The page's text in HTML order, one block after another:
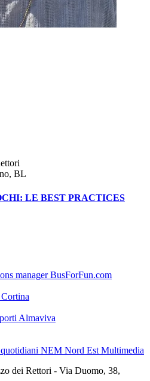
BL
LE BEST PRACTICES
manager BusForFun.com
Almaviva
NEM Nord Est Multimedia
dei Rettori - Via Duomo, 38,